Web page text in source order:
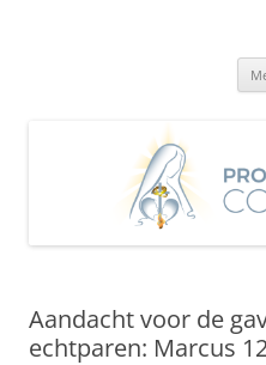
Aandacht voor de
echtparen: Marcus